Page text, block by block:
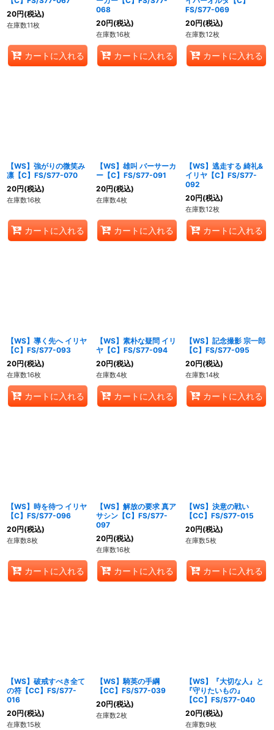
20円(税込)
在庫数11枚
カートに入れる
068
20円(税込)
在庫数16枚
カートに入れる
FS/S77-069
20円(税込)
在庫数12枚
カートに入れる
【WS】強がりの微笑み
凛【C】FS/S77-070
20円(税込)
在庫数16枚
カートに入れる
【WS】雄叫 バーサーカ
ー【C】FS/S77-091
20円(税込)
在庫数4枚
カートに入れる
【WS】逃走する 綺礼&
イリヤ【C】FS/S77-
092
20円(税込)
在庫数12枚
カートに入れる
【WS】導く先へ イリヤ
【C】FS/S77-093
20円(税込)
在庫数16枚
カートに入れる
【WS】素朴な疑問 イリ
ヤ【C】FS/S77-094
20円(税込)
在庫数4枚
カートに入れる
【WS】記念撮影 宗一郎
【C】FS/S77-095
20円(税込)
在庫数14枚
カートに入れる
【WS】時を待つ イリヤ
【C】FS/S77-096
20円(税込)
在庫数8枚
カートに入れる
【WS】解放の要求 真ア
サシン【C】FS/S77-
097
20円(税込)
在庫数16枚
カートに入れる
【WS】決意の戦い
【CC】FS/S77-015
20円(税込)
在庫数5枚
カートに入れる
【WS】破戒すべき全て
の符【CC】FS/S77-
016
20円(税込)
在庫数15枚
【WS】騎英の手綱
【CC】FS/S77-039
20円(税込)
在庫数2枚
【WS】『大切な人』と
『守りたいもの』
【CC】FS/S77-040
20円(税込)
在庫数9枚